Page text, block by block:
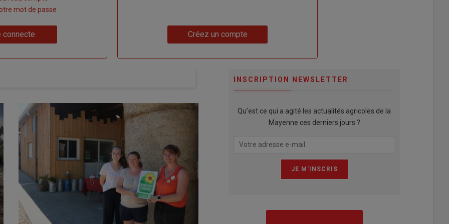
mot de passe
connecte Créez un compte
INSCRIPTION NEWSLETTER
Qu’est ce qui a agité les actualités agricoles de la
Mayenne ces derniers jours ?